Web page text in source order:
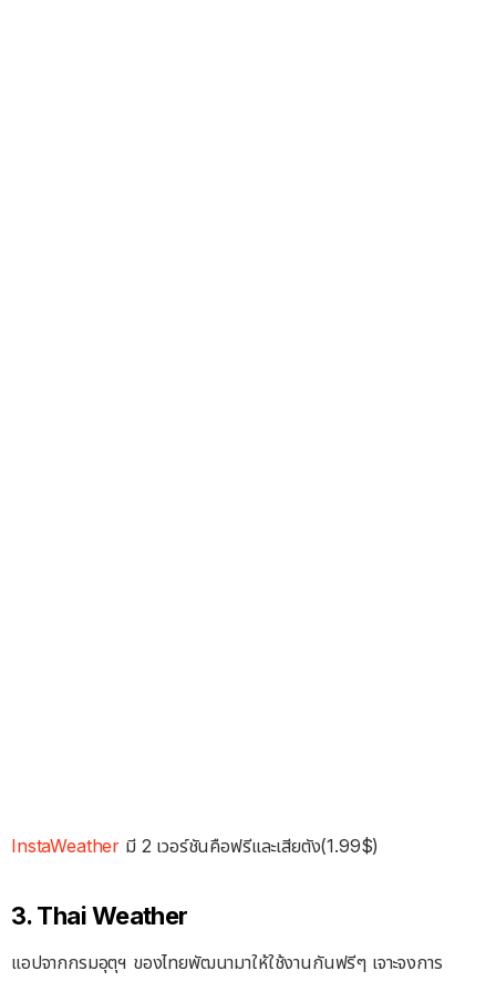
InstaWeather มี 2 เวอร์ชันคือฟรีและเสียตัง(1.99$)
3. Thai Weather
แอปจากกรมอุตุฯ ของไทยพัฒนามาให้ใช้งานกันฟรีๆ เจาะจงการ